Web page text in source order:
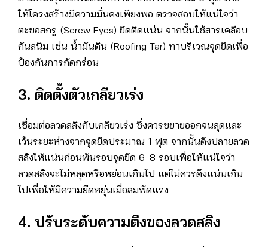
ให้โครงสร้างมีความมั่นคงเพียงพอ ตรวจสอบให้แน่ใจว่า
ตะขอสกรู (Screw Eyes) ยึดติดแน่น จากนั้นใช้สารเคลือบ
กันสนิม เช่น น้ำมันดิน (Roofing Tar) ทาบริเวณจุดยึดเพื่อ
ป้องกันการกัดกร่อน
3. ติดตั้งตัวเกลียวเร่ง
เชื่อมต่อลวดสลิงกับเกลียวเร่ง ซึ่งควรขยายออกจนสุดและ
เว้นระยะห่างจากจุดยึดประมาณ 1 ฟุต จากนั้นดึงปลายลวด
สลิงให้แน่นก่อนพันรอบจุดยึด 6-8 รอบเพื่อให้แน่ใจว่า
ลวดสลิงจะไม่หลุดหรือหย่อนเกินไป แต่ไม่ควรดึงแน่นเกิน
ไปเพื่อให้มีความยืดหยุ่นเมื่อลมพัดแรง
4. ปรับระดับความตึงของลวดสลิง